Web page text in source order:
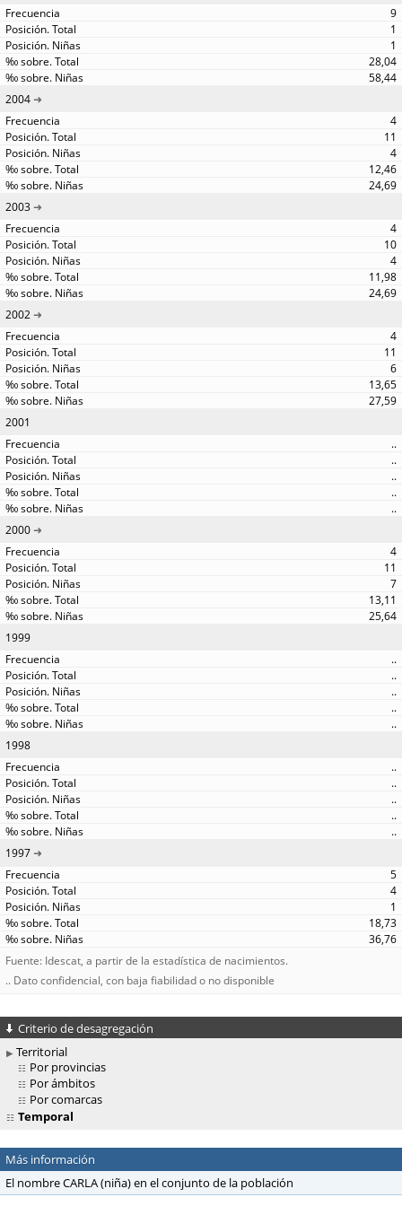
9
1
1
28,04
58,44
2004
4
11
4
12,46
24,69
2003
4
10
4
11,98
24,69
2002
4
11
6
13,65
27,59
2001
..
..
..
..
..
2000
4
11
7
13,11
25,64
1999
..
..
..
..
..
1998
..
..
..
..
..
1997
5
4
1
18,73
36,76
Fuente: Idescat, a partir de la estadística de nacimientos.
.. Dato confidencial, con baja fiabilidad o no disponible
Criterio de desagregación
Territorial
Por provincias
Por ámbitos
Por comarcas
Temporal
Más información
El nombre CARLA (niña) en el conjunto de la población